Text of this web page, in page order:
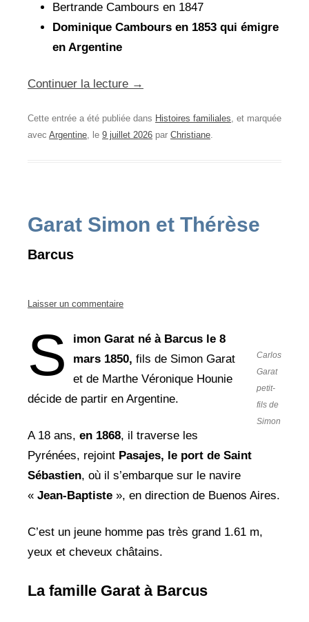
Bertrande Cambours en 1847
Dominique Cambours en 1853 qui émigre
en Argentine
Continuer la lecture →
Cette entrée a été publiée dans Histoires familiales, et marquée
avec Argentine, le 9 juillet 2026 par Christiane.
Garat Simon et Thérèse
Barcus
Laisser un commentaire
Carlos
Garat
petit-
fils de
Simon
S
imon Garat né à Barcus le 8
mars 1850, fils de Simon Garat
et de Marthe Véronique Hounie
décide de partir en Argentine.
A 18 ans, en 1868, il traverse les
Pyrénées, rejoint Pasajes, le port de Saint
Sébastien, où il s’embarque sur le navire
« Jean-Baptiste », en direction de Buenos Aires.
C’est un jeune homme pas très grand 1.61 m,
yeux et cheveux châtains.
La famille Garat à Barcus